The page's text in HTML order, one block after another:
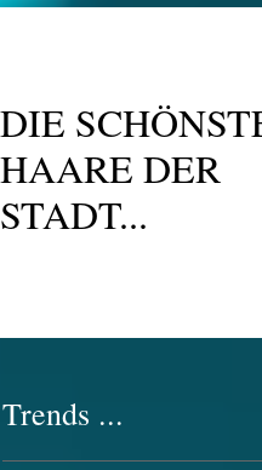
DIE
HAARE DER
STADT...
Trends ...